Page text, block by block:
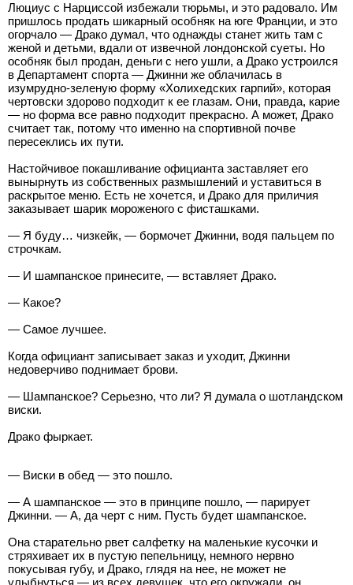
Люциус с Нарциссой избежали тюрьмы, и это радовало. Им
пришлось продать шикарный особняк на юге Франции, и это
огорчало — Драко думал, что однажды станет жить там с
женой и детьми, вдали от извечной лондонской суеты. Но
особняк был продан, деньги с него ушли, а Драко устроился
в Департамент спорта — Джинни же облачилась в
изумрудно-зеленую форму «Холихедских гарпий», которая
чертовски здорово подходит к ее глазам. Они, правда, карие
— но форма все равно подходит прекрасно. А может, Драко
считает так, потому что именно на спортивной почве
пересеклись их пути.
Настойчивое покашливание официанта заставляет его
вынырнуть из собственных размышлений и уставиться в
раскрытое меню. Есть не хочется, и Драко для приличия
заказывает шарик мороженого с фисташками.
— Я буду… чизкейк, — бормочет Джинни, водя пальцем по
строчкам.
— И шампанское принесите, — вставляет Драко.
— Какое?
— Самое лучшее.
Когда официант записывает заказ и уходит, Джинни
недоверчиво поднимает брови.
— Шампанское? Серьезно, что ли? Я думала о шотландском
виски.
Драко фыркает.
— Виски в обед — это пошло.
— А шампанское — это в принципе пошло, — парирует
Джинни. — А, да черт с ним. Пусть будет шампанское.
Она старательно рвет салфетку на маленькие кусочки и
стряхивает их в пустую пепельницу, немного нервно
покусывая губу, и Драко, глядя на нее, не может не
улыбнуться — из всех девушек, что его окружали, он